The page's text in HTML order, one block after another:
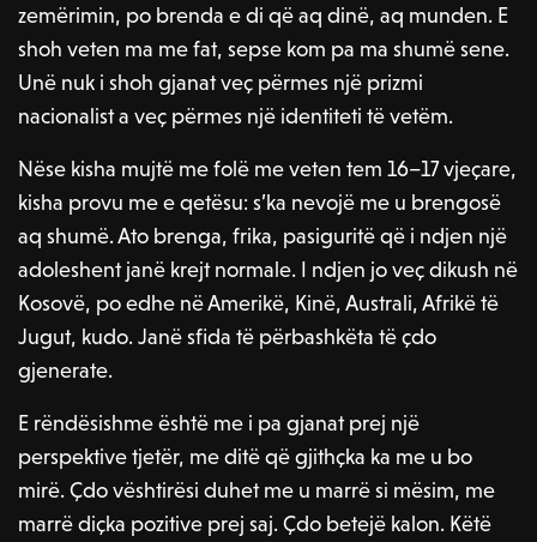
zemërimin, po brenda e di që aq dinë, aq munden. E
shoh veten ma me fat, sepse kom pa ma shumë sene.
Unë nuk i shoh gjanat veç përmes një prizmi
nacionalist a veç përmes një identiteti të vetëm.
Nëse kisha mujtë me folë me veten tem 16–17 vjeçare,
kisha provu me e qetësu: s’ka nevojë me u brengosë
aq shumë. Ato brenga, frika, pasiguritë që i ndjen një
adoleshent janë krejt normale. I ndjen jo veç dikush në
Kosovë, po edhe në Amerikë, Kinë, Australi, Afrikë të
Jugut, kudo. Janë sfida të përbashkëta të çdo
gjenerate.
E rëndësishme është me i pa gjanat prej një
perspektive tjetër, me ditë që gjithçka ka me u bo
mirë. Çdo vështirësi duhet me u marrë si mësim, me
marrë diçka pozitive prej saj. Çdo betejë kalon. Këtë